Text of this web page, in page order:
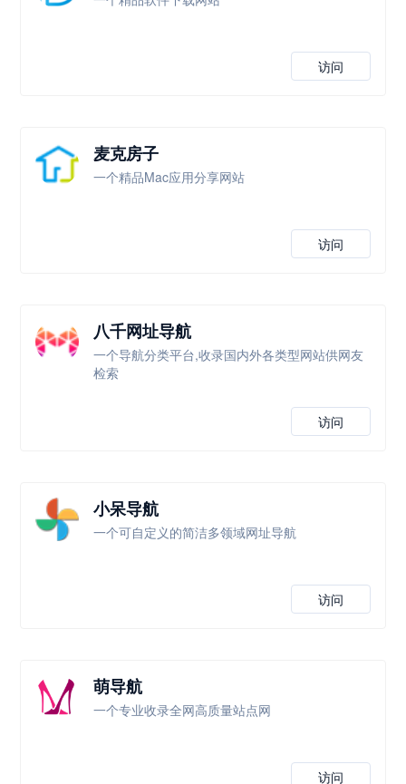
访问
麦克房子
一个精品Mac应用分享网站
访问
八千网址导航
一个导航分类平台,收录国内外各类型网站供网友
检索
访问
小呆导航
一个可自定义的简洁多领域网址导航
访问
萌导航
一个专业收录全网高质量站点网
访问